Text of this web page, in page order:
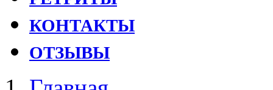
КОНТАКТЫ
ОТЗЫВЫ